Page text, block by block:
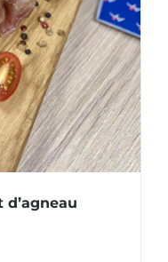
d’agneau